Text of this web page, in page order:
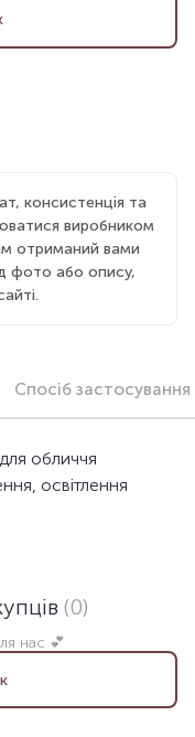
консистенція та
виробником
отриманий вами
фото або опису,
Спосіб застосування
обличчя
освітлення
(0)
нас 💕